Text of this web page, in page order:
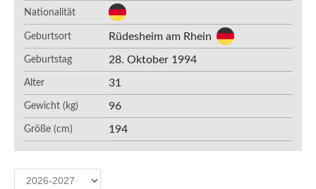
Nationalität
Geburtsort Rüdesheim am Rhein
Geburtstag 28. Oktober 1994
Alter 31
Gewicht (kg) 96
Größe (cm) 194